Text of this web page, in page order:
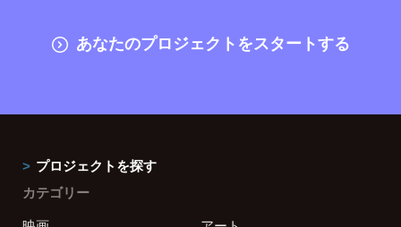
あなたのプロジェクトをスタートする
プロジェクトを探す
カテゴリー